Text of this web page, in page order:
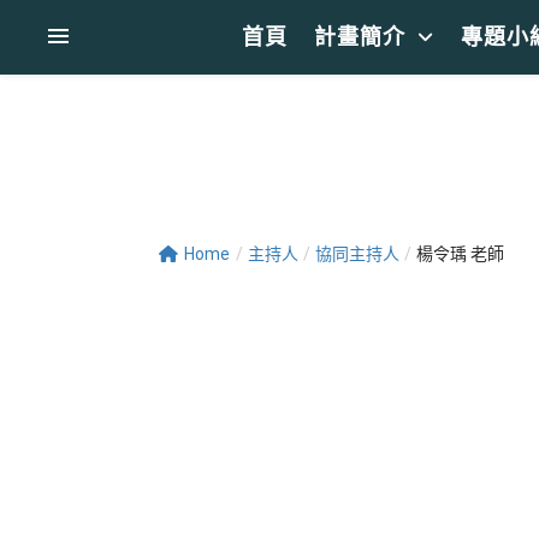
首頁 計畫簡介 專題小
Home / 主持人 / 協同主持人 / 楊令瑀 老師